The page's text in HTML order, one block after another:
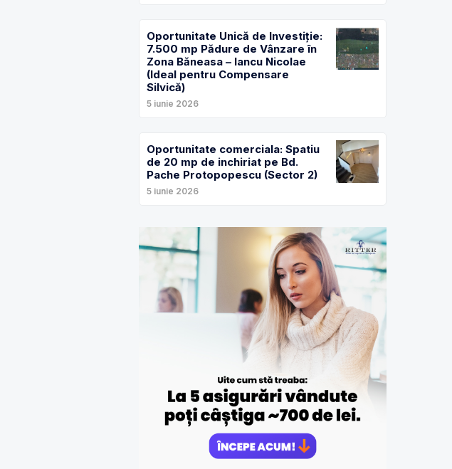
Oportunitate Unică de Investiție:
7.500 mp Pădure de Vânzare în
Zona Băneasa – Iancu Nicolae
(Ideal pentru Compensare
Silvică)
5 iunie 2026
Oportunitate comerciala: Spatiu
de 20 mp de inchiriat pe Bd.
Pache Protopopescu (Sector 2)
5 iunie 2026